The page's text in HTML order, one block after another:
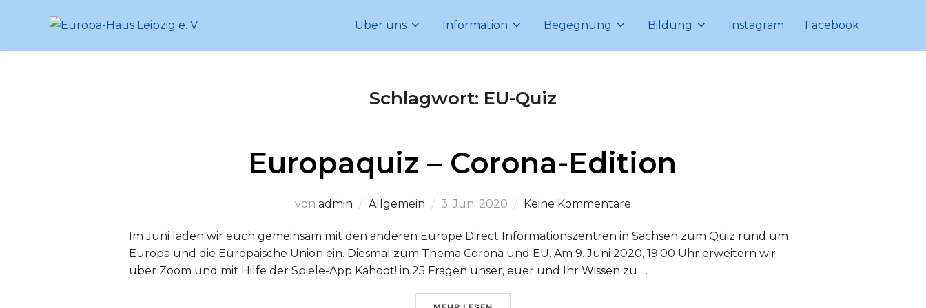
Über uns Information Begegnung Bildung Instagram Facebook
Schlagwort: EU-Quiz
Europaquiz – Corona-Edition
von admin Allgemein
Veröffentlicht
3. Juni 2020 Keine Kommentare
Im Juni laden wir euch gemeinsam mit den anderen Europe Direct Informationszentren in Sachsen zum Quiz rund um
Europa und die Europäische Union ein. Diesmal zum Thema Corona und EU. Am 9. Juni 2020, 19:00 Uhr erweitern wir
über Zoom und mit Hilfe der Spiele-App Kahoot! in 25 Fragen unser, euer und Ihr Wissen zu …